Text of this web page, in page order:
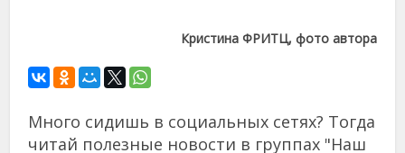
Кристина ФРИТЦ, фото автора
Много сидишь в социальных сетях? Тогда
читай полезные новости в группах "Наш